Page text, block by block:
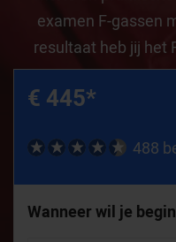
examen F-gassen
resultaat heb jij het
€ 445*
488
Wanneer wil je